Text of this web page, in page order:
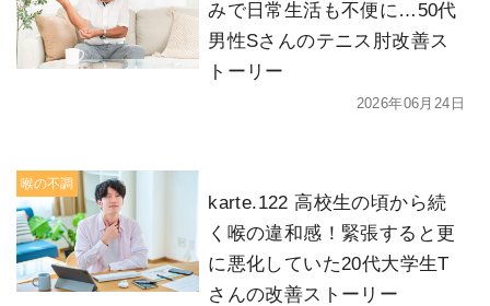
みで日常生活も不便に…50代
男性Sさんのテニス肘改善ス
トーリー
2026年06月24日
喉の不調
karte.122 高校生の頃から続
く喉の違和感！緊張すると更
に悪化していた20代大学生T
さんの改善ストーリー